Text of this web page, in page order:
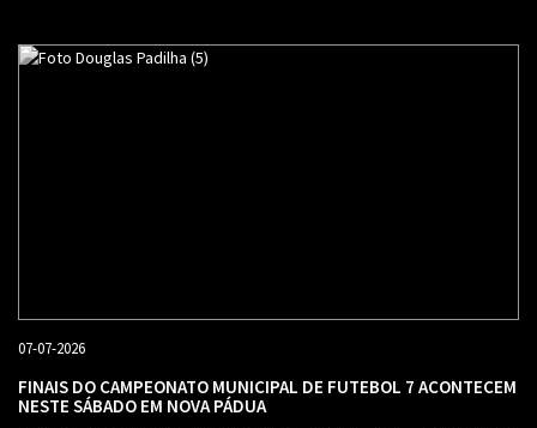
07-07-2026
FINAIS DO CAMPEONATO MUNICIPAL DE FUTEBOL 7 ACONTECEM
NESTE SÁBADO EM NOVA PÁDUA